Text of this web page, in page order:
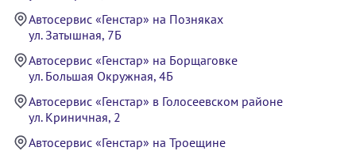
Автосервис «Генстар» на Позняках
ул. Затышная, 7Б
Автосервис «Генстар» на Борщаговке
ул. Большая Окружная, 4Б
Автосервис «Генстар» в Голосеевском районе
ул. Криничная, 2
Автосервис «Генстар» на Троещине